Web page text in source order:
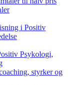
i Positiv
Psykologi,
styrker og